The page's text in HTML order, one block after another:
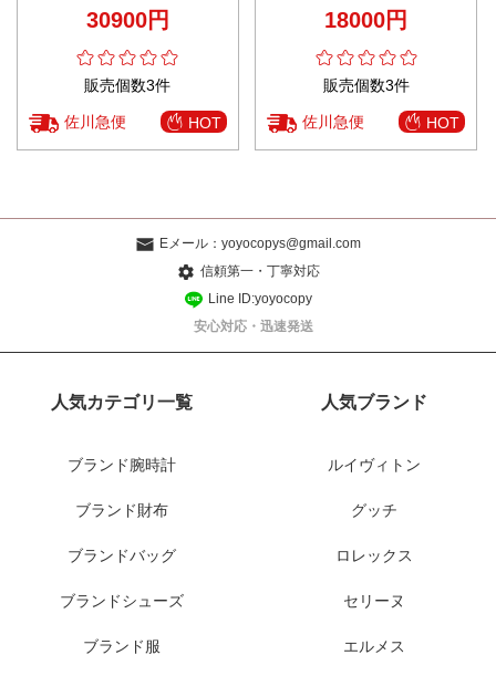
感仕上げ 安心サイト
30900円
販売個数3件
佐川急便 HOT
18000円
販売個数3件
佐川急便 HOT
Eメール： yoyocopys@gmail.com
信頼第一・丁寧対応
Line ID:yoyocopy
安心対応・迅速発送
人気カテゴリ一覧
ブランド腕時計
ブランド財布
ブランドバッグ
ブランドシューズ
ブランド服
人気ブランド
ルイヴィトン
グッチ
ロレックス
セリーヌ
エルメス